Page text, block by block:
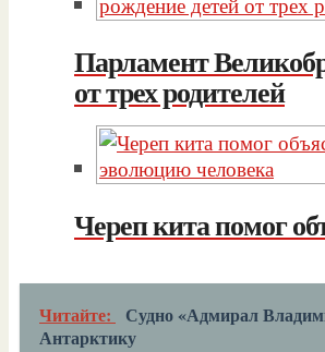
Парламент
от трех родителей
Череп кита помог
Читайте:
Судно «Адмирал
Антарктику